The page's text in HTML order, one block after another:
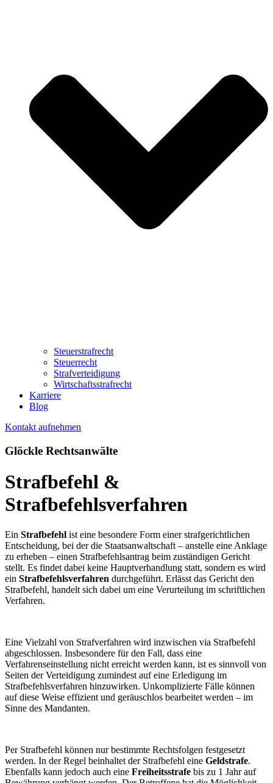
Steuerstrafrecht
Steuerrecht
Strafverteidigung
Wirtschaftsstrafrecht
Karriere
Blog
Kontakt aufnehmen
Glöckle Rechtsanwälte
Strafbefehl &
Strafbefehlsverfahren
Ein Strafbefehl ist eine besondere Form einer strafgerichtlichen
Entscheidung, bei der die Staatsanwaltschaft – anstelle eine Anklage
zu erheben – einen Strafbefehlsantrag beim zuständigen Gericht
stellt. Es findet dabei keine Hauptverhandlung statt, sondern es wird
ein Strafbefehlsverfahren durchgeführt. Erlässt das Gericht den
Strafbefehl, handelt sich dabei um eine Verurteilung im schriftlichen
Verfahren.
Eine Vielzahl von Strafverfahren wird inzwischen via Strafbefehl
abgeschlossen. Insbesondere für den Fall, dass eine
Verfahrenseinstellung nicht erreicht werden kann, ist es sinnvoll von
Seiten der Verteidigung zumindest auf eine Erledigung im
Strafbefehlsverfahren hinzuwirken. Unkomplizierte Fälle können
auf diese Weise effizient und geräuschlos bearbeitet werden – im
Sinne des Mandanten.
Per Strafbefehl können nur bestimmte Rechtsfolgen festgesetzt
werden. In der Regel beinhaltet der Strafbefehl eine Geldstrafe.
Ebenfalls kann jedoch auch eine Freiheitsstrafe bis zu 1 Jahr auf